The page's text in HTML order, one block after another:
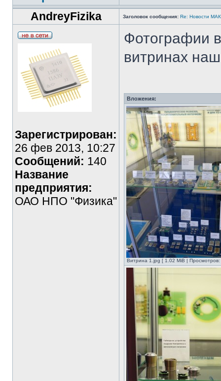
AndreyFizika
Заголовок сообщения: Re: Новости
Зарегистрирован:
26 фев 2013, 10:27
Сообщений: 140
Название
предприятия:
ОАО НПО "Физика"
Фотографии
витринах
Вложения:
Витрина 1.jpg [ 1.02 MiB |